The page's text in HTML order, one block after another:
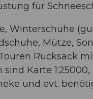
für
Winterschuhe
Mütze,
Rucksack
Karte
und evt.